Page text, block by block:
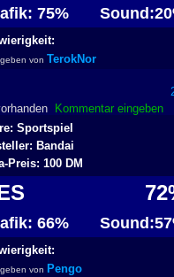
75%
von TerokNor
Kommentar eingeben
Sportspiel
Bandai
Preis: 100 DM
66%
von Pengo